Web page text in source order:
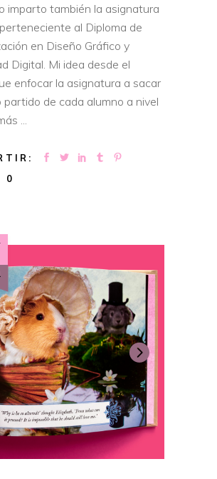
imparto también la asignatura
al Diploma de
en Diseño Gráfico y
Digital. Mi idea desde el
enfocar la asignatura a sacar
partido de cada alumno a nivel
0